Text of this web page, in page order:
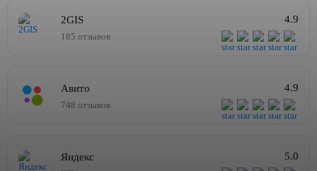
2GIS
185 отзывов
4.9
Авито
748 отзывов
4.9
Яндекс 5.0